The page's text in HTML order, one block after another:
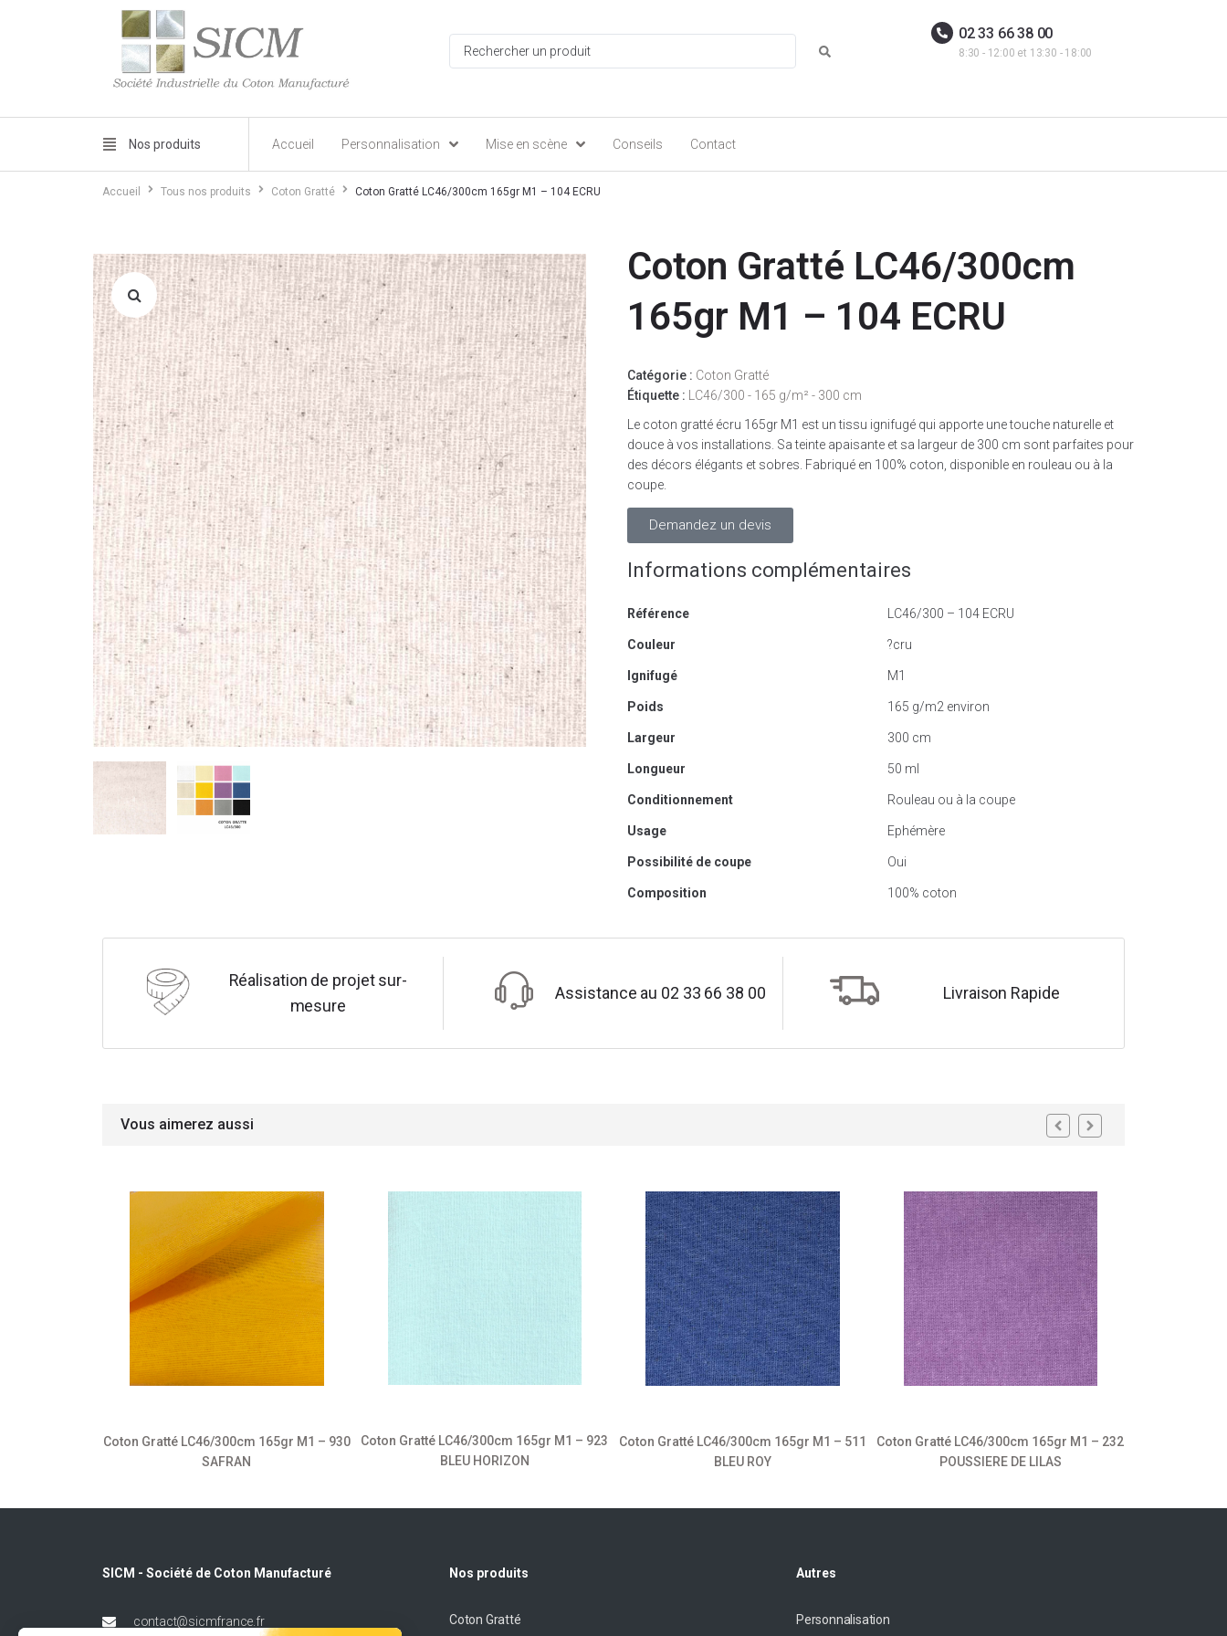
02 33 66 38 00
8:30 - 12:00 et 13:30 - 18:00
Nos produits Accueil Personnalisation Mise en scène Conseils Contact
Accueil Tous nos produits Coton Gratté Coton Gratté LC46/300cm 165gr M1 – 104 ECRU
Coton Gratté LC46/300cm
165gr M1 – 104 ECRU
Catégorie : Coton Gratté
Étiquette :
LC46/300 - 165 g/m² - 300 cm
Le coton gratté écru 165gr M1 est un tissu ignifugé qui apporte une touche naturelle et
douce à vos installations. Sa teinte apaisante et sa largeur de 300 cm sont parfaites pour
des décors élégants et sobres. Fabriqué en 100% coton, disponible en rouleau ou à la
coupe.
Demandez un devis
Informations complémentaires
Référence LC46/300 – 104 ECRU
Couleur ?cru
Ignifugé M1
Poids 165 g/m2 environ
Largeur 300 cm
Longueur 50 ml
Conditionnement Rouleau ou à la coupe
Usage Ephémère
Possibilité de coupe Oui
Composition 100% coton
Réalisation de projet sur-
mesure
Assistance au 02 33 66 38 00 Livraison Rapide
Vous aimerez aussi
Coton Gratté LC46/300cm 165gr M1 – 930
SAFRAN
Coton Gratté LC46/300cm 165gr M1 – 923
BLEU HORIZON
Coton Gratté LC46/300cm 165gr M1 – 511
BLEU ROY
Coton Gratté LC46/300cm 165gr M1 – 232
POUSSIERE DE LILAS
SICM - Société de Coton Manufacturé
contact@sicmfrance.fr
Nos produits
Coton Gratté
Autres
Personnalisation